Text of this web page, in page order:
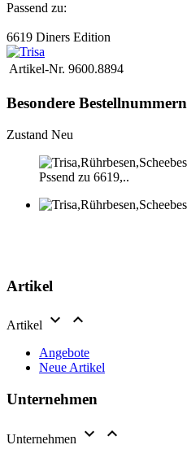
Passend zu:
6619 Diners Edition
Artikel-Nr. 9600.8894
Besondere Bestellnummern
Zustand Neu
Pssend zu 6619,..
Artikel
Artikel  
Angebote
Neue Artikel
Unternehmen
Unternehmen  